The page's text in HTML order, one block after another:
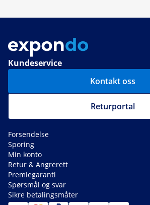
Kundeservice
Kontakt oss
Returportal
Forsendelse
Sporing
Min konto
Retur & Angrerett
Premiegaranti
Spørsmål og svar
Sikre betalingsmåter